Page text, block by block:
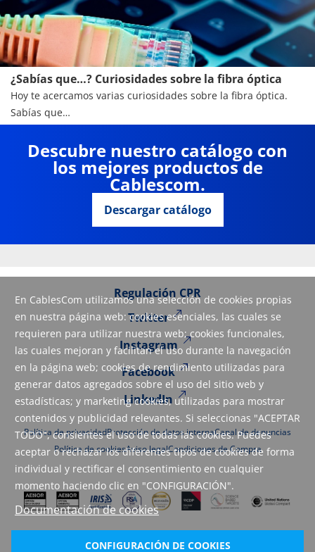
En CablesCom utilizamos una selección de cookies propias
en nuestra página web: cookies esenciales, las cuales se
requieren para utilizar nuestra web; cookies funcionales,
las cuales mejoran y facilitan el uso durante la navegación
en la página web; cookies de rendimiento utilizadas para
generar datos agregados sobre el uso del sitio web y
estadísticas; y marketing cookies, utilizadas para mostrar
contenidos y publicidad relevantes. Si seleccionas "ACEPTAR
TODO", consientes el uso de todas las cookies. Puedes
aceptar o rechazar los diferentes tipos de cookies de forma
individual y rectificar el consentimiento en cualquier
momento haciendo clic en "CONFIGURACIÓN".
Documentación de cookies
CONFIGURACIÓN DE COOKIES
¿Sabías que…? Curiosidades sobre la fibra óptica
Hoy te acercamos varias curiosidades sobre la fibra óptica.
Sabías que…
Descubre nuestro catálogo con
los mejores productos de
Cablescom.
Descargar catálogo
Regulación CPR
Twitter
Instagram
Facebook
LinkedIn
Política de privacidadProtección de datos internaCanal de denuncias
Política de cookiesAviso legalCondiciones de Compra